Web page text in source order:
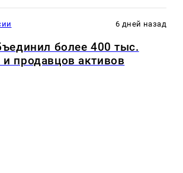
6 дней назад
более 400 тыс.
и продавцов активов